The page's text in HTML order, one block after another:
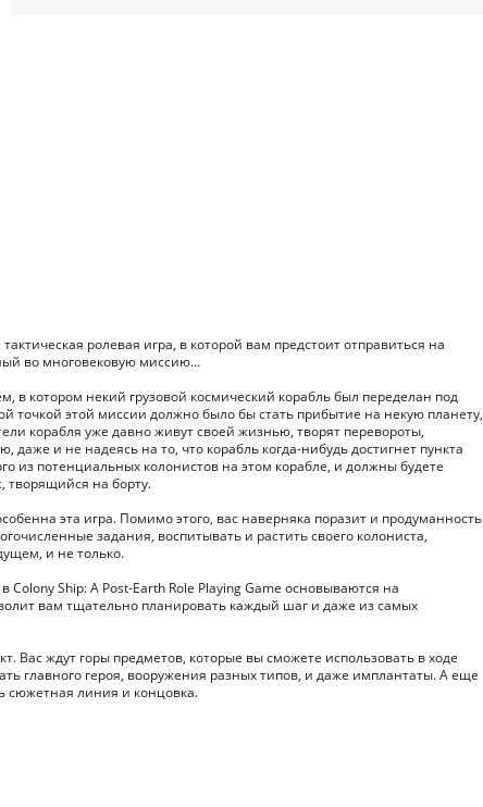
ролевая игра, в которой вам предстоит отправиться на
во многовековую миссию…
в котором некий грузовой космический корабль был переделан под
этой миссии должно было бы стать прибытие на некую планету,
корабля уже давно живут своей жизнью, творят перевороты,
и не надеясь на то, что корабль когда-нибудь достигнет пункта
из потенциальных колонистов на этом корабле, и должны будете
творящийся на борту.
эта игра. Помимо этого, вас наверняка поразит и продуманность
задания, воспитывать и растить своего колониста,
и не только.
Ship: A Post-Earth Role Playing Game основываются на
вам тщательно планировать каждый шаг и даже из самых
Вас ждут горы предметов, которые вы сможете использовать в ходе
главного героя, вооружения разных типов, и даже имплантаты. А еще
сюжетная линия и концовка.